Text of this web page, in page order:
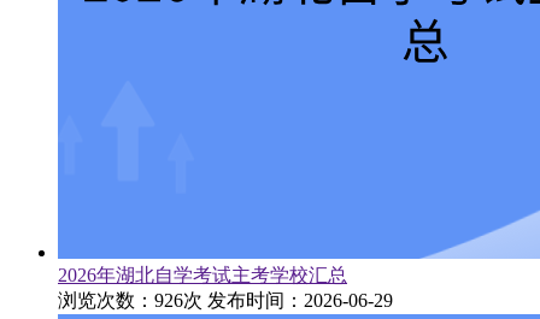
2026年湖北自学考试主考学校汇总
浏览次数：926次 发布时间：2026-06-29